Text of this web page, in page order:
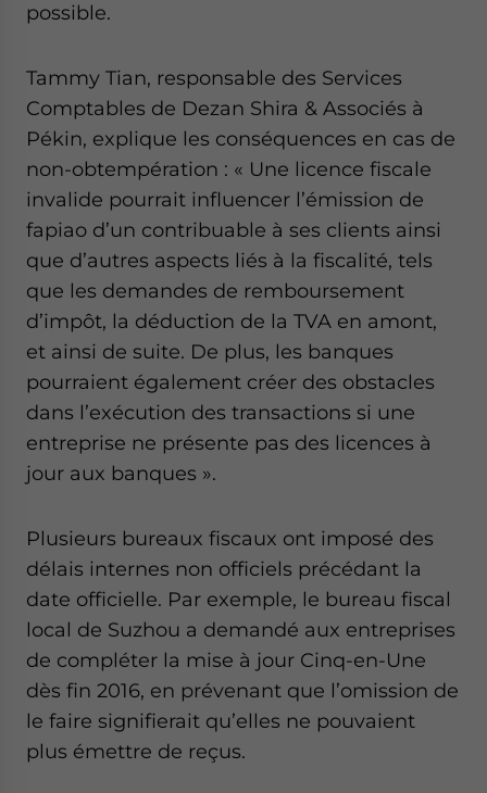
possible.
Tammy Tian, responsable des Services
Comptables de Dezan Shira & Associés à
Pékin, explique les conséquences en cas de
non-obtempération : « Une licence fiscale
invalide pourrait influencer l’émission de
fapiao d’un contribuable à ses clients ainsi
que d’autres aspects liés à la fiscalité, tels
que les demandes de remboursement
d’impôt, la déduction de la TVA en amont,
et ainsi de suite. De plus, les banques
pourraient également créer des obstacles
dans l’exécution des transactions si une
entreprise ne présente pas des licences à
jour aux banques ».
Plusieurs bureaux fiscaux ont imposé des
délais internes non officiels précédant la
date officielle. Par exemple, le bureau fiscal
local de Suzhou a demandé aux entreprises
de compléter la mise à jour Cinq-en-Une
dès fin 2016, en prévenant que l’omission de
le faire signifierait qu’elles ne pouvaient
plus émettre de reçus.